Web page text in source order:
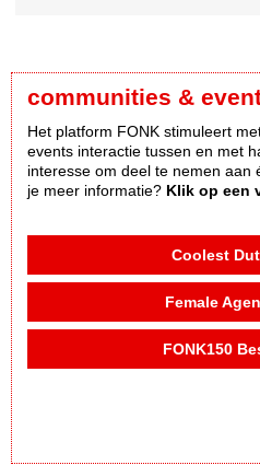
communities &
Het platform FONK stimuleert
events interactie tussen en met
interesse om deel te nemen aan
je meer informatie? Klik op een
Coolest
Female
FONK150